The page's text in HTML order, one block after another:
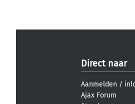
Direct naar
Aanmelden /
Ajax Forum